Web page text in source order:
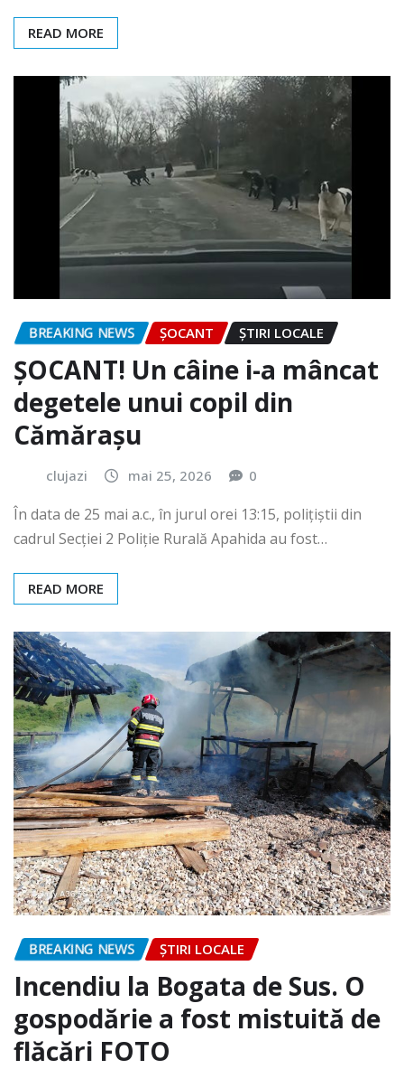
READ MORE
BREAKING NEWS ȘOCANT ȘTIRI LOCALE
ȘOCANT! Un câine i-a mâncat
degetele unui copil din
Cămărașu
clujazi mai 25, 2026 0
În data de 25 mai a.c., în jurul orei 13:15, polițiștii din
cadrul Secției 2 Poliție Rurală Apahida au fost…
READ MORE
BREAKING NEWS ȘTIRI LOCALE
Incendiu la Bogata de Sus. O
gospodărie a fost mistuită de
flăcări FOTO